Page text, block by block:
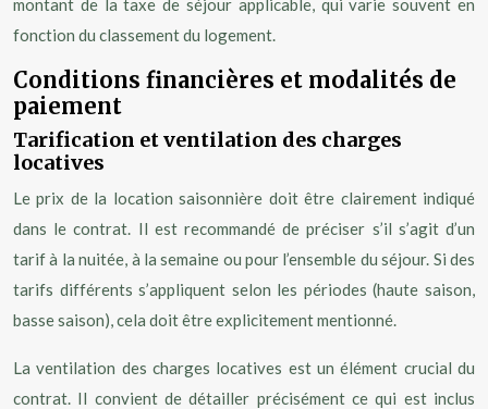
montant de la taxe de séjour applicable, qui varie souvent en
fonction du classement du logement.
Conditions financières et modalités de
paiement
Tarification et ventilation des charges
locatives
Le prix de la location saisonnière doit être clairement indiqué
dans le contrat. Il est recommandé de préciser s’il s’agit d’un
tarif à la nuitée, à la semaine ou pour l’ensemble du séjour. Si des
tarifs différents s’appliquent selon les périodes (haute saison,
basse saison), cela doit être explicitement mentionné.
La ventilation des charges locatives est un élément crucial du
contrat. Il convient de détailler précisément ce qui est inclus